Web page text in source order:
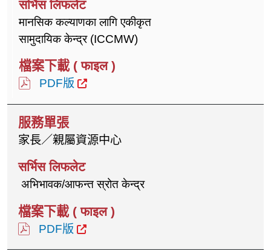
मानसिक कल्याणका लागि एकीकृत
सामुदायिक केन्द्र (ICCMW)
PDF版
家長／親屬資源中心
अभिभावक/आफन्त स्रोत केन्द्र
PDF版